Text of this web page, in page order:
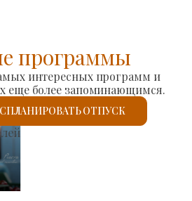
программы
интересных программ и
еще более запоминающимся.
ОТПУСК
церковь Святого Ласло